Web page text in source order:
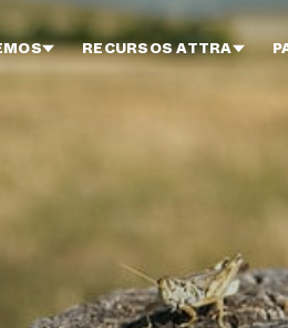
RECURSOS ATTRA